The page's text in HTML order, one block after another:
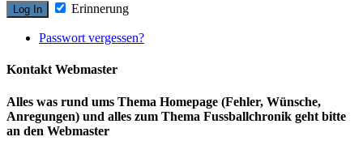
Erinnerung
Passwort vergessen?
Kontakt Webmaster
Alles was rund ums Thema Homepage (Fehler, Wünsche,
Anregungen) und alles zum Thema Fussballchronik geht bitte
an den Webmaster